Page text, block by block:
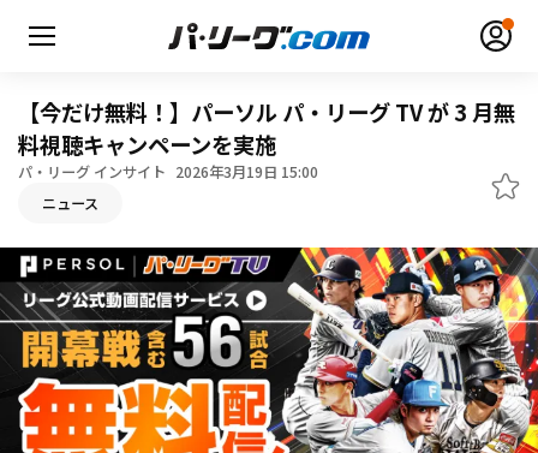
無料アカウント登録
HOME
動画
日程・結果
【今だけ無料！】パーソル パ・リーグ TV が 3 月無
料視聴キャンペーンを実施
パ・リーグ インサイト 2026年3月19日 15:00
ニュース